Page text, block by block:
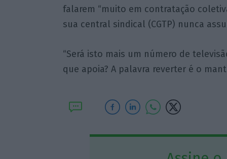
falarem “muito em contratação
sua central sindical (CGTP) nunca
“Será isto mais um número de
que apoia? A palavra reverter é o